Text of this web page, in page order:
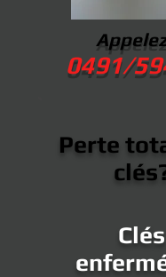
0491/
Perte
Clés